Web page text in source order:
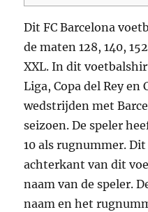
Dit FC Barcelona
de maten 128, 140,
XXL. In dit
Liga, Copa del Rey en
wedstrijden met
seizoen. De speler
10 als rugnummer.
achterkant van dit
naam van de speler.
naam en het